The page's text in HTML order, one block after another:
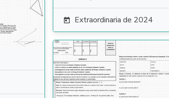
 Extraordinaria de 2024